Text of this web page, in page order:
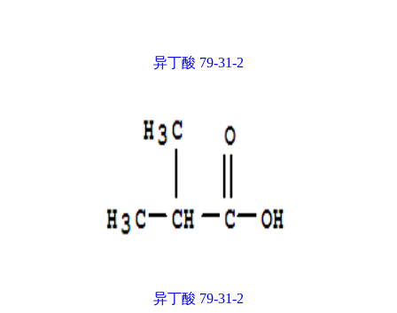
异丁酸 79-31-2
异丁酸 79-31-2